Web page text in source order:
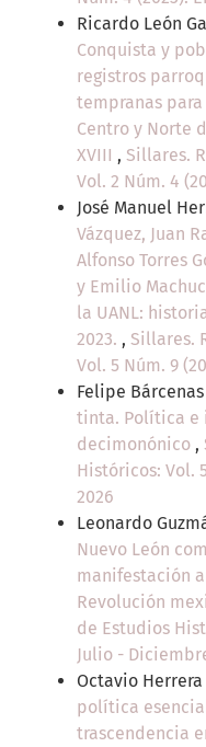
Ricardo León
Conquista y
registros
tempranas
Centro y Norte
XVIII , Sillares.
Vol. 2 Núm. 4
José Manuel
Vázquez, Juan
Alfonso Torres
y Emilio
la UANL:
2023. , Sillares.
Vol. 5 Núm. 9
Felipe
tinta. Política e
decimonónico ,
Históricos: Vol.
2026
Leonardo
Nuevo León
manifestación
Revolución
de Estudios
Julio -
Octavio Herrera
política
trascendencia